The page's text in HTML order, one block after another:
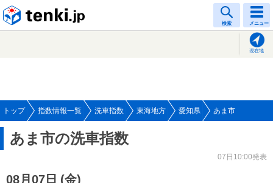
検索 メニュー
現在地
トップ 指数情報一覧 洗車指数 東海地方 愛知県 あま市
あま市の洗車指数
07日10:00発表
08月07日 (金)